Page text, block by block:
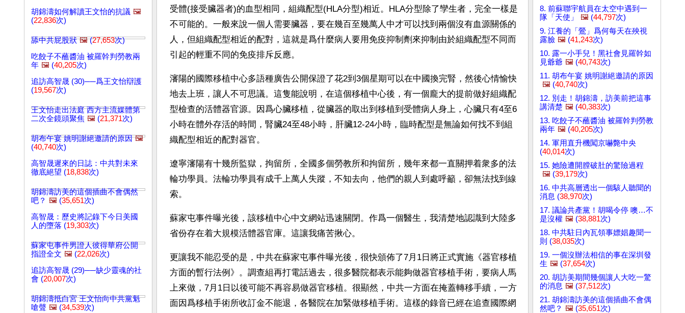
胡錦濤如何解讀王文怡的抗議 🖼️
(22,836次)
舔中共屁股狀 🖼️(27,653次)
吃餃子不蘸醬油 被羅幹判勞教兩
年 🖼️ (40,205次)
追訪高智晟 (30)──爲王文怡辯護
(19,567次)
王文怡走出法庭 西方主流媒體第
二次全鏡頭聚焦 🖼️ (21,371次)
胡布午宴 姚明謝絕邀請的原因 🖼️
(40,740次)
高智晟遲來的日誌：中共對未來
徹底絕望 (18,838次)
胡錦濤訪美的這個插曲不會偶然
吧？ 🖼️ (35,651次)
高智晟：歷史將記錄下今日美國
人的墮落 (19,303次)
蘇家屯事件男證人彼得華府公開
指證全文 🖼️ (22,026次)
追訪高智晟 (29)──缺少靈魂的社
會 (20,007次)
胡錦濤抵白宮 王文怡向中共黨魁
嗆聲 🖼️ (34,539次)
受體(接受臟器者)的血型相同，組織配型(HLA分型)相近。HLA分型除了孿生者，完全一樣是
不可能的。一般來說一個人需要臟器，要在幾百至幾萬人中才可以找到兩個沒有血源關係的
人，但組織配型相近的配對，這就是爲什麼病人要用免疫抑制劑來抑制由於組織配型不同而
引起的輕重不同的免疫排斥反應。
瀋陽的國際移植中心多語種廣告公開保證了花2到3個星期可以在中國換完腎，然後心情愉快
地去上班，讓人不可思議。這隻能說明，在這個移植中心後，有一個龐大的提前做好組織配
型檢查的活體器官源。因爲心臟移植，從臟器的取出到移植到受體病人身上，心臟只有4至6
小時在體外存活的時間，腎臟24至48小時，肝臟12-24小時，臨時配型是無論如何找不到組
織配型相近的配對器官。
遼寧瀋陽有十幾所監獄，拘留所，全國多個勞教所和拘留所，幾年來都一直關押着衆多的法
輪功學員。法輪功學員有成千上萬人失蹤，不知去向，他們的親人到處呼籲，卻無法找到線
索。
蘇家屯事件曝光後，該移植中心中文網站迅速關閉。作爲一個醫生，我清楚地認識到大陸多
省份存在着大規模活體器官庫。這讓我痛苦揪心。
更讓我不能忍受的是，中共在蘇家屯事件曝光後，很快頒佈了7月1日將正式實施《器官移植
方面的暫行法例》。調查組再打電話過去，很多醫院都表示能夠做器官移植手術，要病人馬
上來做，7月1日以後可能不再容易做器官移植。很顯然，中共一方面在掩蓋轉移手續，一方
面因爲移植手術所收訂金不能退，各醫院在加緊做移植手術。這樣的錄音已經在追查國際網
8. 前蘇聯宇航員在太空中遇到一
隊「天使」
🖼️ (44,797次)
9. 江養的「鶯」爲何每天在殃視
露臉 🖼️ (41,243次)
10. 露一小手兒！黑社會見羅幹如
見爺爺 🖼️ (40,743次)
11. 胡布午宴 姚明謝絕邀請的原因
🖼️ (40,740次)
12. 別走！胡錦濤，訪美前把這事
講清楚 🖼️ (40,383次)
13. 吃餃子不蘸醬油 被羅幹判勞教
兩年 🖼️ (40,205次)
14. 軍用直升機闖京嚇斃中央
(40,014次)
15. 她險遭開膛破肚的驚險過程
🖼️ (39,179次)
16. 中共高層透出一個駭人聽聞的
消息 (38,970次)
17. 議論共產黨！胡喝令停 噢…不
是沒權 🖼️ (38,881次)
18. 中共駐日內瓦領事嫖娼趣聞一
則 (38,035次)
19. 一個沒辦法相信的事在深圳發
生 🖼️ (37,654次)
20. 胡訪美期間幾個讓人大吃一驚
的消息 🖼️ (37,512次)
21. 胡錦濤訪美的這個插曲不會偶
然吧？ 🖼️ (35,651次)